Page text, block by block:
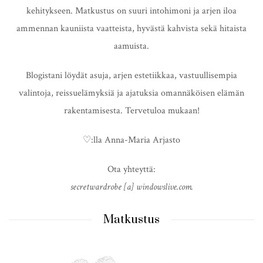
kehitykseen. Matkustus on suuri intohimoni ja arjen iloa
ammennan kauniista vaatteista, hyvästä kahvista sekä hitaista
aamuista.
Blogistani löydät asuja, arjen estetiikkaa, vastuullisempia
valintoja, reissuelämyksiä ja ajatuksia omannäköisen elämän
rakentamisesta. Tervetuloa mukaan!
♡:lla Anna-Maria Arjasto
Ota yhteyttä:
secretwardrobe [a] windowslive.com.
Matkustus